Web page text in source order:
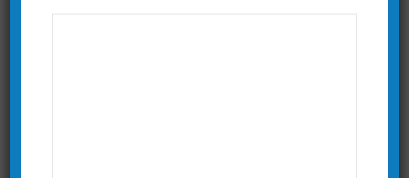
Cómo empezar.